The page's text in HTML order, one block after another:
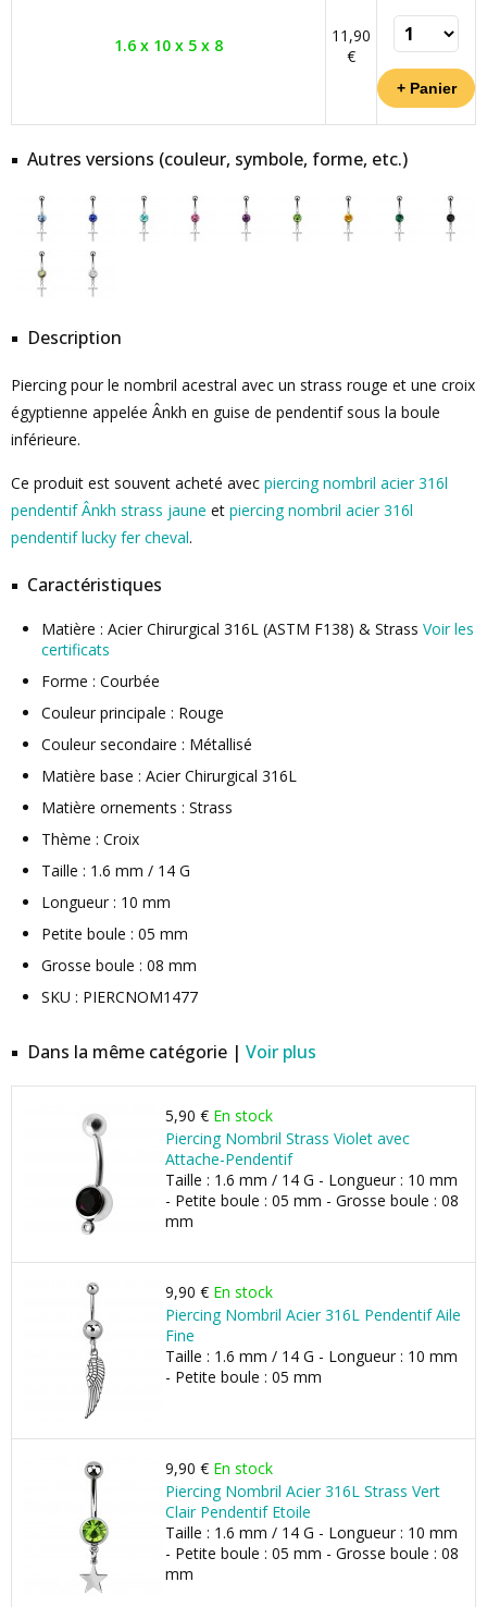
1.6 x 10 x 5 x 8
11,90
€
Autres versions (couleur, symbole, forme, etc.)
Description
Piercing pour le nombril acestral avec un strass rouge et une croix
égyptienne appelée Ânkh en guise de pendentif sous la boule
inférieure.
Ce produit est souvent acheté avec piercing nombril acier 316l
pendentif Ânkh strass jaune et piercing nombril acier 316l
pendentif lucky fer cheval.
Caractéristiques
Matière : Acier Chirurgical 316L (ASTM F138) & Strass Voir les
certificats
Forme : Courbée
Couleur principale : Rouge
Couleur secondaire : Métallisé
Matière base : Acier Chirurgical 316L
Matière ornements : Strass
Thème : Croix
Taille : 1.6 mm / 14 G
Longueur : 10 mm
Petite boule : 05 mm
Grosse boule : 08 mm
SKU : PIERCNOM1477
Dans la même catégorie | Voir plus
5,90 € En stock
Piercing Nombril Strass Violet avec
Attache-Pendentif
Taille : 1.6 mm / 14 G - Longueur : 10 mm
- Petite boule : 05 mm - Grosse boule : 08
mm
9,90 € En stock
Piercing Nombril Acier 316L Pendentif Aile
Fine
Taille : 1.6 mm / 14 G - Longueur : 10 mm
- Petite boule : 05 mm
9,90 € En stock
Piercing Nombril Acier 316L Strass Vert
Clair Pendentif Etoile
Taille : 1.6 mm / 14 G - Longueur : 10 mm
- Petite boule : 05 mm - Grosse boule : 08
mm